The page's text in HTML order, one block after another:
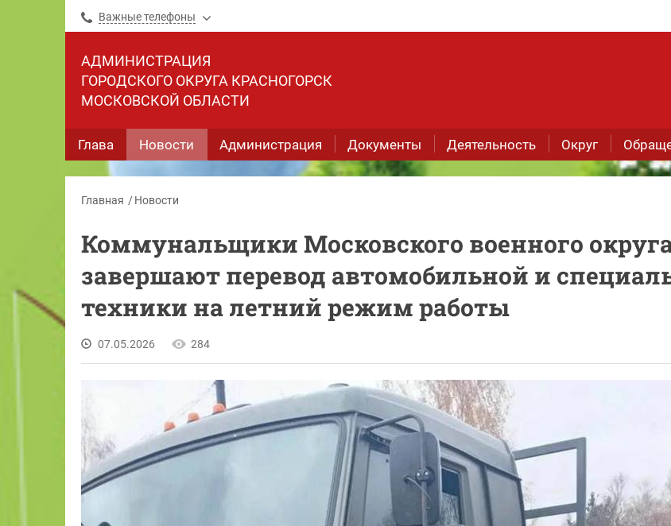
Важные телефоны
АДМИНИСТРАЦИЯ
ГОРОДСКОГО ОКРУГА КРАСНОГОРСК
МОСКОВСКОЙ ОБЛАСТИ
Глава Новости Администрация Документы Деятельность Округ
Главная Новости
Коммунальщики Московского военного
завершают перевод автомобильной и
техники на летний режим работы
07.05.2026 284